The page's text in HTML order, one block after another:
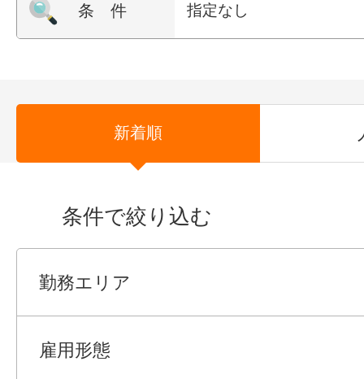
条 件 指定なし
新着順
条件で絞り込む
勤務エリア
雇用形態